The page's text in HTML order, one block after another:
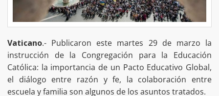
Vaticano.- Publicaron este martes 29 de marzo la
instrucción de la Congregación para la Educación
Católica: la importancia de un Pacto Educativo Global,
el diálogo entre razón y fe, la colaboración entre
escuela y familia son algunos de los asuntos tratados.